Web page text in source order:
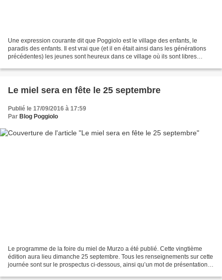
Une expression courante dit que Poggiolo est le village des enfants, le
paradis des enfants. Il est vrai que (et il en était ainsi dans les générations
précédentes) les jeunes sont heureux dans ce village où ils sont libres
Le miel sera en fête le 25 septembre
Publié le 17/09/2016 à 17:59
Par Blog Poggiolo
Le programme de la foire du miel de Murzo a été publié. Cette vingtième
édition aura lieu dimanche 25 septembre. Tous les renseignements sur cette
journée sont sur le prospectus ci-dessous, ainsi qu’un mot de présentation